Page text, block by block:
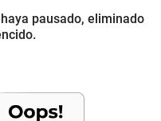
pausado, eliminado